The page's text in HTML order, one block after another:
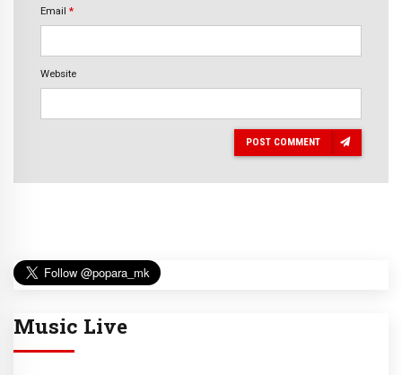
Email *
Website
POST COMMENT
Music Live